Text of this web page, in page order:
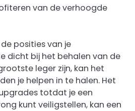
van de verhoogde
posities van je
dicht bij het behalen van de
leger zijn, kan het
je helpen in te halen. Het
totdat je een
kunt veiligstellen, kan een